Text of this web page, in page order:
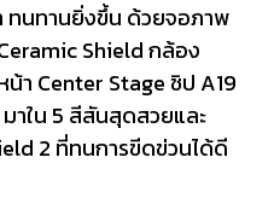
ทนทานยิ่งขึ้น ด้วยจอภาพ
Shield กล้อง
า Center Stage ชิป A19
าใน 5 สีสันสุดสวยและ
2 ที่ทนการขีดข่วนได้ดี